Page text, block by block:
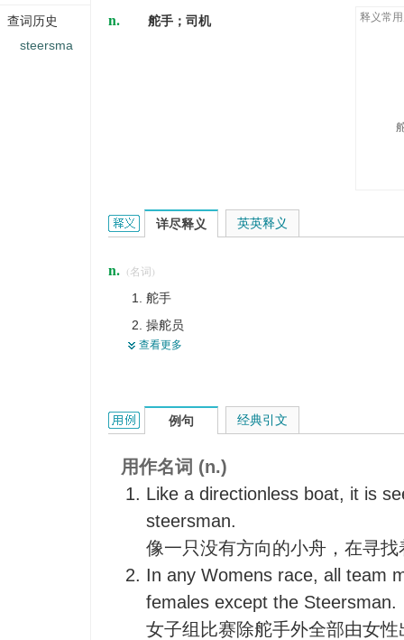
n. 舵手；司机 释义常
steersman的英文翻译是什么意思，词典释义与在线
详尽释义
n. (名词)
舵手
操舵员
司机
驾驶员
查看更多
英英释义
steersman的用法和样例：
例句
用作名词 (n.)
Like a directionless boat, it is
steersman.
像一只没有方向的小舟，在寻
In any Womens race, all team
females except the Steersman.
女子组比赛除舵手外全部由女性
经典引文
查词历史
steersma